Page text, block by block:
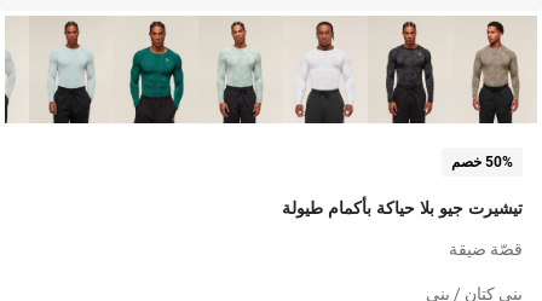
50% خصم
تيشيرت جيو بلا حياكة بأكمام طيولة
قصّة ضيقة
بني كتان / بني